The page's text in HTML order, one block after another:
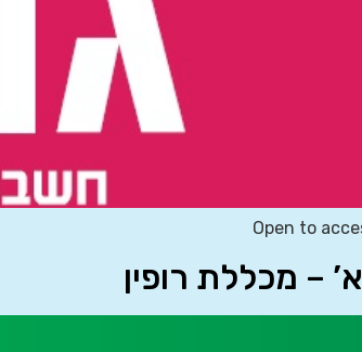
Open to
– מכללת רופין